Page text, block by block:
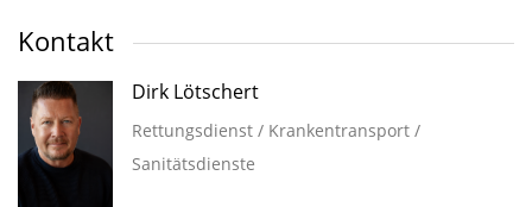
Kontakt
Dirk Lötschert
Rettungsdienst / Krankentransport /
Sanitätsdienste